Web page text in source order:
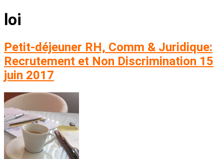
loi
Petit-déjeuner RH, Comm & Juridique:
Recrutement et Non Discrimination 15
juin 2017